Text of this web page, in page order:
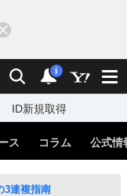
検索 通知
i
ID新規取得
ス コラム 公式情
3連複指南